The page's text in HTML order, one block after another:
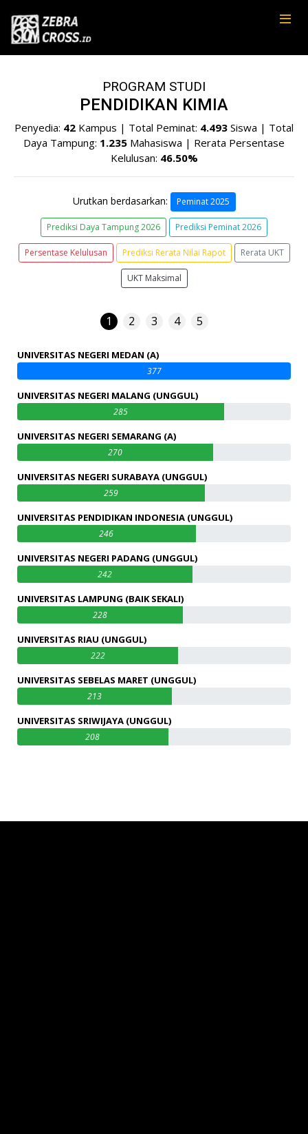
PROGRAM STUDI
PENDIDIKAN KIMIA
Penyedia: 42 Kampus | Total Peminat: 4.493 Siswa | Total
Daya Tampung: 1.235 Mahasiswa | Rerata Persentase
Kelulusan: 46.50%
Urutkan berdasarkan: Peminat 2025
Prediksi Daya Tampung 2026 Prediksi Peminat 2026
Persentase Kelulusan Prediksi Rerata Nilai Rapot Rerata UKT
UKT Maksimal
1 2 3 4 5
UNIVERSITAS NEGERI MEDAN (A)
377
UNIVERSITAS NEGERI MALANG (UNGGUL)
285
UNIVERSITAS NEGERI SEMARANG (A)
270
UNIVERSITAS NEGERI SURABAYA (UNGGUL)
259
UNIVERSITAS PENDIDIKAN INDONESIA (UNGGUL)
246
UNIVERSITAS NEGERI PADANG (UNGGUL)
242
UNIVERSITAS LAMPUNG (BAIK SEKALI)
228
UNIVERSITAS RIAU (UNGGUL)
222
UNIVERSITAS SEBELAS MARET (UNGGUL)
213
UNIVERSITAS SRIWIJAYA (UNGGUL)
208